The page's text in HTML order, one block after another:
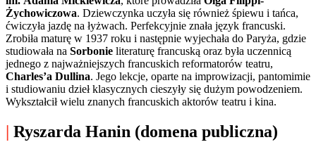
Żychowiczowa. Dziewczynka uczyła się również śpiewu i tańca,
ćwiczyła jazdę na łyżwach. Perfekcyjnie znała język francuski.
Zrobiła maturę w 1937 roku i następnie wyjechała do Paryża, gdzie
studiowała na Sorbonie literaturę francuską oraz była uczennicą
jednego z najważniejszych francuskich reformatorów teatru,
Charles’a Dullina. Jego lekcje, oparte na improwizacji, pantomimie
i studiowaniu dzieł klasycznych cieszyły się dużym powodzeniem.
Wykształcił wielu znanych francuskich aktorów teatru i kina.
| Ryszarda Hanin (domena publiczna)